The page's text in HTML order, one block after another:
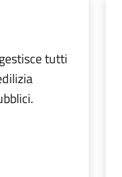
tutti